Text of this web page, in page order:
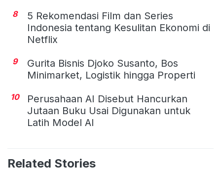
8
5 Rekomendasi Film dan Series
Indonesia tentang Kesulitan Ekonomi di
Netflix
9
Gurita Bisnis Djoko Susanto, Bos
Minimarket, Logistik hingga Properti
10
Perusahaan AI Disebut Hancurkan
Jutaan Buku Usai Digunakan untuk
Latih Model AI
Related Stories